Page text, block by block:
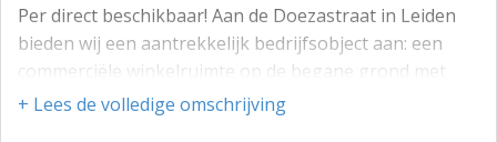
Per direct beschikbaar! Aan de Doezastraat in Leiden
bieden wij een aantrekkelijk bedrijfsobject aan: een
commerciële winkelruimte op de begane grond met
daarboven een complete, zelfstandige bovenwoning.
+ Lees de volledige omschrijving